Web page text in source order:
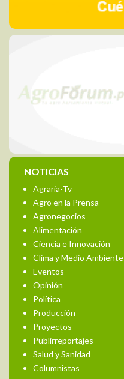
NOTICIAS
Agraria-Tv
Agro en la Prensa
Agronegocios
Alimentación
Ciencia e Innovación
Clima y Medio Ambiente
Eventos
Opinión
Política
Producción
Proyectos
Publirreportajes
Salud y Sanidad
Columnistas